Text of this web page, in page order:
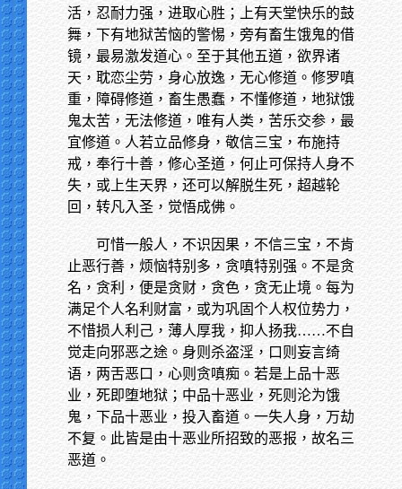
活，忍耐力强，进取心胜；上有天堂快乐的鼓
舞，下有地狱苦恼的警惕，旁有畜生饿鬼的借
镜，最易激发道心。至于其他五道，欲界诸
天，耽恋尘劳，身心放逸，无心修道。修罗嗔
重，障碍修道，畜生愚蠢，不懂修道，地狱饿
鬼太苦，无法修道，唯有人类，苦乐交参，最
宜修道。人若立品修身，敬信三宝，布施持
戒，奉行十善，修心圣道，何止可保持人身不
失，或上生天界，还可以解脱生死，超越轮
回，转凡入圣，觉悟成佛。
可惜一般人，不识因果，不信三宝，不肯
止恶行善，烦恼特别多，贪嗔特别强。不是贪
名，贪利，便是贪财，贪色，贪无止境。每为
满足个人名利财富，或为巩固个人权位势力，
不惜损人利己，薄人厚我，抑人扬我……不自
觉走向邪恶之途。身则杀盗淫，口则妄言绮
语，两舌恶口，心则贪嗔痴。若是上品十恶
业，死即堕地狱；中品十恶业，死则沦为饿
鬼，下品十恶业，投入畜道。一失人身，万劫
不复。此皆是由十恶业所招致的恶报，故名三
恶道。